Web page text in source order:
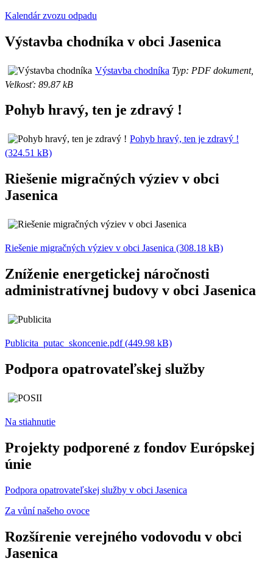
Kalendár zvozu odpadu
Výstavba chodníka v obci Jasenica
Výstavba chodníka Typ: PDF dokument,
Velkosť: 89.87 kB
Pohyb hravý, ten je zdravý !
Pohyb hravý, ten je zdravý !
(324.51 kB)
Riešenie migračných výziev v obci
Jasenica
Riešenie migračných výziev v obci Jasenica (308.18 kB)
Zníženie energetickej náročnosti
administratívnej budovy v obci Jasenica
Publicita_putac_skoncenie.pdf (449.98 kB)
Podpora opatrovateľskej služby
Na stiahnutie
Projekty podporené z fondov Európskej
únie
Podpora opatrovateľskej služby v obci Jasenica
Za vůní našeho ovoce
Rozšírenie verejného vodovodu v obci
Jasenica